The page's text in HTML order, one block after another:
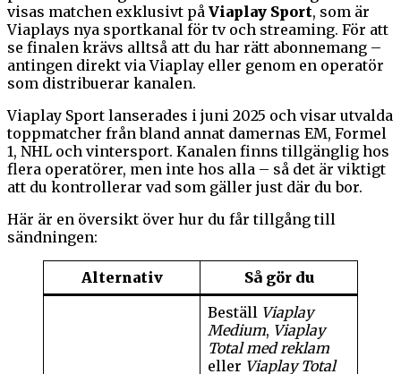
visas matchen exklusivt på Viaplay Sport, som är
Viaplays nya sportkanal för tv och streaming. För att
se finalen krävs alltså att du har rätt abonnemang –
antingen direkt via Viaplay eller genom en operatör
som distribuerar kanalen.
Viaplay Sport lanserades i juni 2025 och visar utvalda
toppmatcher från bland annat damernas EM, Formel
1, NHL och vintersport. Kanalen finns tillgänglig hos
flera operatörer, men inte hos alla – så det är viktigt
att du kontrollerar vad som gäller just där du bor.
Här är en översikt över hur du får tillgång till
sändningen:
Alternativ Så gör du
Beställ Viaplay
Medium, Viaplay
Total med reklam
eller Viaplay Total